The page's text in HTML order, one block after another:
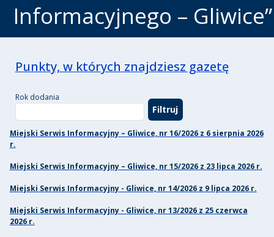
Informacyjnego – Gliwice”
Punkty, w których znajdziesz gazetę
Rok dodania
Miejski Serwis Informacyjny – Gliwice, nr 16/2026 z 6 sierpnia 2026
r.
Miejski Serwis Informacyjny – Gliwice, nr 15/2026 z 23 lipca 2026 r.
Miejski Serwis Informacyjny - Gliwice, nr 14/2026 z 9 lipca 2026 r.
Miejski Serwis Informacyjny - Gliwice, nr 13/2026 z 25 czerwca
2026 r.